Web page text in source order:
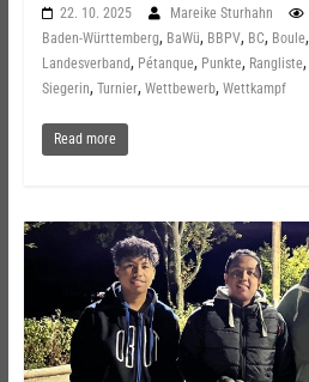
22. 10. 2025 Mareike Sturhahn
Baden-Württemberg, BaWü, BBPV, BC, Boule,
Landesverband, Pétanque, Punkte, Rangliste,
Siegerin, Turnier, Wettbewerb, Wettkampf
Read more